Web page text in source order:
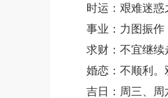
时运：艰难迷惑
事业：力图振作
求财：不宜继续
婚恋：不顺利。双
吉日：周三、周